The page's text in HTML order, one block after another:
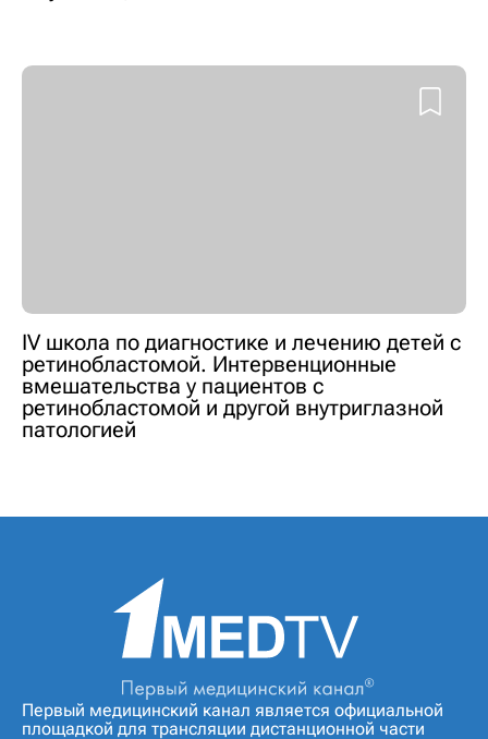
IV школа по диагностике и лечению детей с
ретинобластомой. Интервенционные
вмешательства у пациентов с
ретинобластомой и другой внутриглазной
патологией
Первый медицинский канал является официальной
площадкой для трансляции дистанционной части